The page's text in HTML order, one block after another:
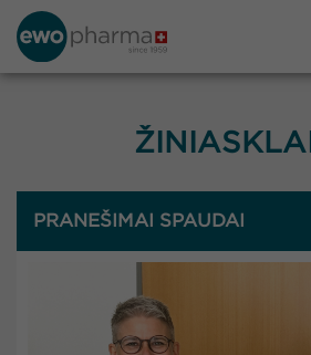
PRANEŠIMAI SPAUDAI